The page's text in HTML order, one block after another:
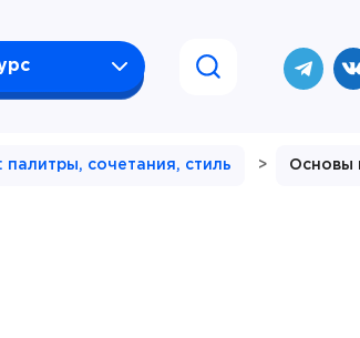
палитры, сочетания, стиль > Основы